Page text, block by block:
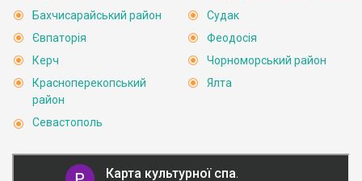
Бахчисарайський район
Євпаторія
Керч
Красноперекопський
район
Севастополь
Судак
Феодосія
Чорноморський район
Ялта